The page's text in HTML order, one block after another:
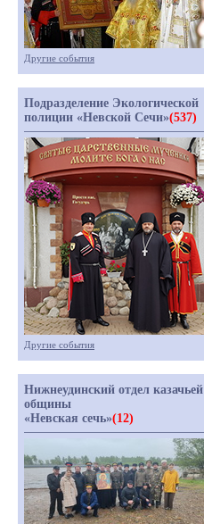
Другие события
Подразделение Экологической
полиции «Невской Сечи»(537)
Другие события
Нижнеудинский отдел казачьей
общины
«Невская сечь»(12)